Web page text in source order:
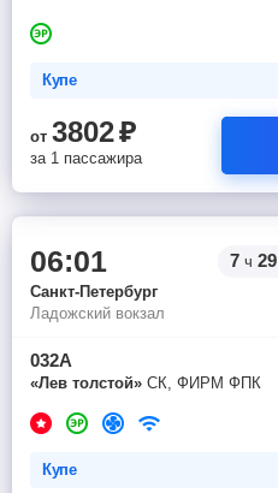
Купе
от 3802₽
за 1 пассажира
06:01 7 ч 29
Санкт-Петербург
Ладожский вокзал
032А
«Лев толстой» СК, ФИРМ ФПК
Купе